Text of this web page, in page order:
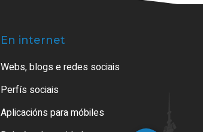
En internet
Webs, blogs e redes sociais
Perfís sociais
Aplicacións para móbiles